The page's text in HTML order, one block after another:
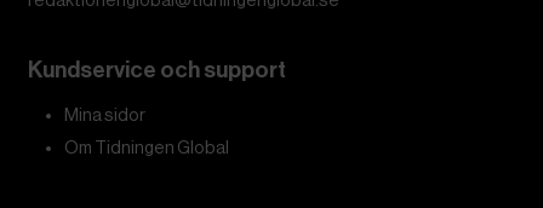
Kundservice och support
Mina sidor
Om Tidningen Global